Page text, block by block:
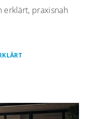
erklärt, praxisnah